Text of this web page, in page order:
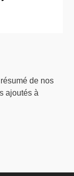
de nos
ajoutés à